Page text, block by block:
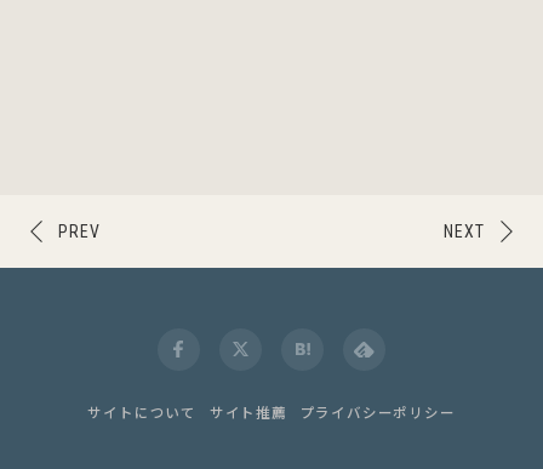
NEXT
PREV
サイトについて サイト推薦 プライバシーポリシー